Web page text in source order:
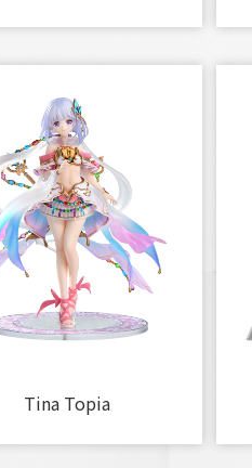
Tina Topia